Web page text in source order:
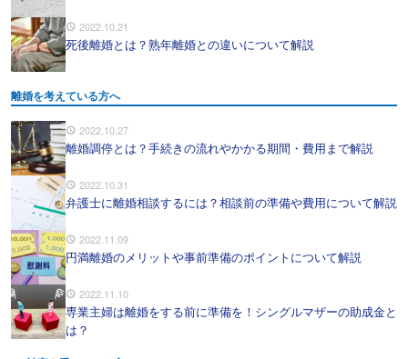
2022.10.21
死後離婚とは？熟年離婚との違いについて解説
離婚を考えている方へ
2022.10.27
離婚調停とは？手続きの流れやかかる期間・費用まで解説
2022.10.31
弁護士に離婚相談するには？相談前の準備や費用について解説
2022.11.09
円満離婚のメリットや事前準備のポイントについて解説
2022.11.10
専業主婦は離婚をする前に準備を！シングルマザーの助成金と
は？